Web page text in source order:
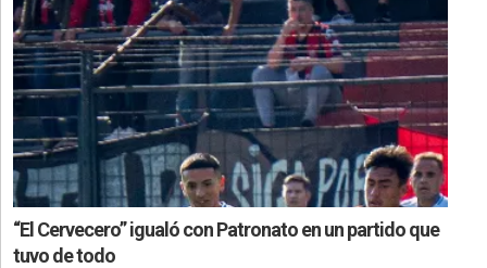
“El Cervecero” igualó con Patronato en un partido que
tuvo de todo